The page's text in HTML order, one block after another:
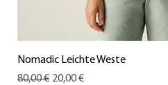
Nomadic Leichte Weste
Standardpreis
80,00 € Sale-Preis
20,00 €